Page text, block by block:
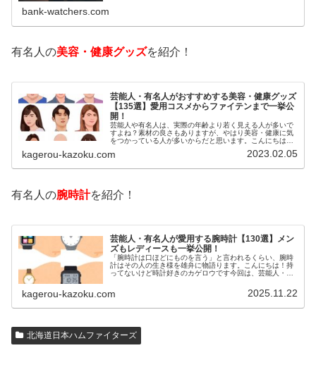
bank-watchers.com
有名人の美容・健康グッズを紹介！
芸能人・有名人がおすすめする美容・健康グッズ
【135選】愛用コスメからファイテンまで一挙公
開！
芸能人や有名人は、実際の年齢より若く見える人が多いで
すよね？素材の良さもありますが、やはり美容・健康に気
をつかっている人が多いからだと思います。こんにちは！
いるのでしょうか？今回は、芸能人…
kagerou-kazoku.com 2023.02.05
有名人の腕時計を紹介！
芸能人・有名人が愛用する腕時計【130選】メン
ズもレディースも一挙公開！
「腕時計は口ほどにものを言う」と言われるくらい、腕時
計はその人の生き様を雄弁に物語ります。こんにちは！持
ってないけど時計好きのカゲロウです今回は、芸能人・有
kagerou-kazoku.com 2025.11.22
北海道日本ハムファイターズ